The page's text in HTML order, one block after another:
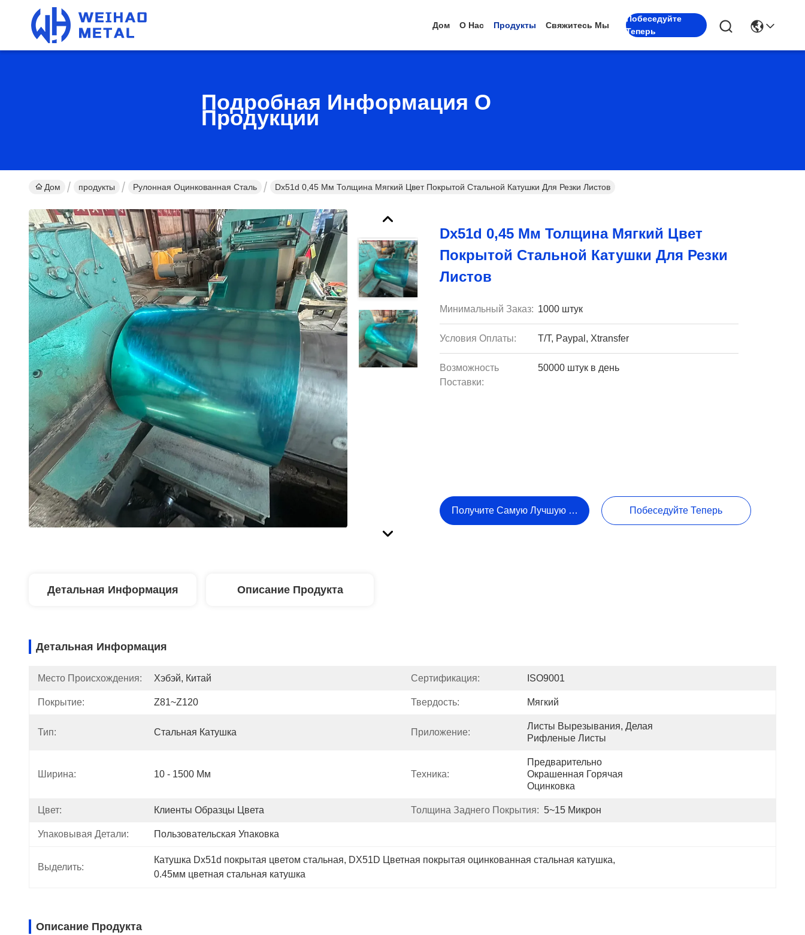
Дом О Нас Продукты Свяжитесь Мы
Побеседуйте
Теперь
Подробная Информация О
Продукции
Дом продукты Рулонная Оцинкованная Сталь Dx51d 0,45 Мм Толщина Мягкий Цвет Покрытой Стальной Катушки Для Резки Листов
Dx51d 0,45 Мм Толщина Мягкий Цвет
Покрытой Стальной Катушки Для Резки
Листов
Минимальный Заказ: 1000 штук
Условия Оплаты: T/T, Paypal, Xtransfer
Возможность
Поставки:
50000 штук в день
Получите Самую Лучшую Цену Побеседуйте Теперь
Детальная Информация Описание Продукта
Детальная Информация
Место Происхождения: Хэбэй, Китай Сертификация: ISO9001
Покрытие: Z81~Z120 Твердость: Мягкий
Тип: Стальная Катушка Приложение:
Листы Вырезывания, Делая
Рифленые Листы
Ширина: 10 - 1500 Мм Техника:
Предварительно
Окрашенная Горячая
Оцинковка
Цвет: Клиенты Образцы Цвета Толщина Заднего Покрытия: 5~15 Микрон
Упаковывая Детали: Пользовательская Упаковка
Выделить:
Катушка Dx51d покрытая цветом стальная, DX51D Цветная покрытая оцинкованная стальная катушка,
0.45мм цветная стальная катушка
Описание Продукта